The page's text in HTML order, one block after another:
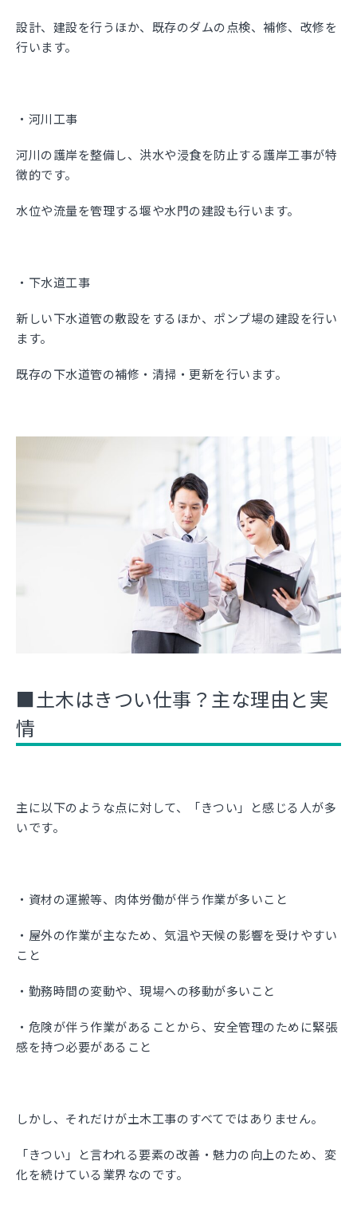
設計、建設を行うほか、既存のダムの点検、補修、改修を
行います。
・河川工事
河川の護岸を整備し、洪水や浸食を防止する護岸工事が特
徴的です。
水位や流量を管理する堰や水門の建設も行います。
・下水道工事
新しい下水道管の敷設をするほか、ポンプ場の建設を行い
ます。
既存の下水道管の補修・清掃・更新を行います。
■土木はきつい仕事？主な理由と実
情
主に以下のような点に対して、「きつい」と感じる人が多
いです。
・資材の運搬等、肉体労働が伴う作業が多いこと
・屋外の作業が主なため、気温や天候の影響を受けやすい
こと
・勤務時間の変動や、現場への移動が多いこと
・危険が伴う作業があることから、安全管理のために緊張
感を持つ必要があること
しかし、それだけが土木工事のすべてではありません。
「きつい」と言われる要素の改善・魅力の向上のため、変
化を続けている業界なのです。